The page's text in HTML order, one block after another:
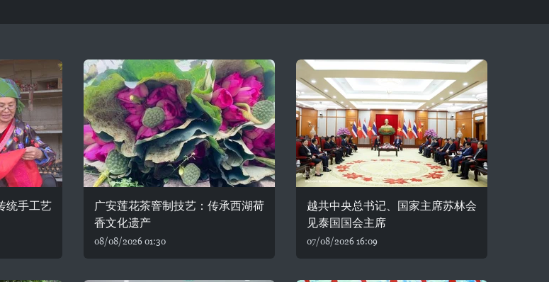
统手工艺
广安莲花茶窨制技艺：传承西湖荷
香文化遗产
08/08/2026 01:30
越共中央总书记、国家主席苏林会
见泰国国会主席
07/08/2026 16:09